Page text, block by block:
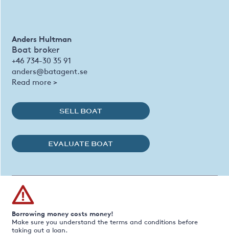
Anders Hultman
Boat broker
+46 734-30 35 91
anders@batagent.se
Read more >
SELL BOAT
EVALUATE BOAT
Borrowing money costs money!
Make sure you understand the terms and conditions before
taking out a loan.